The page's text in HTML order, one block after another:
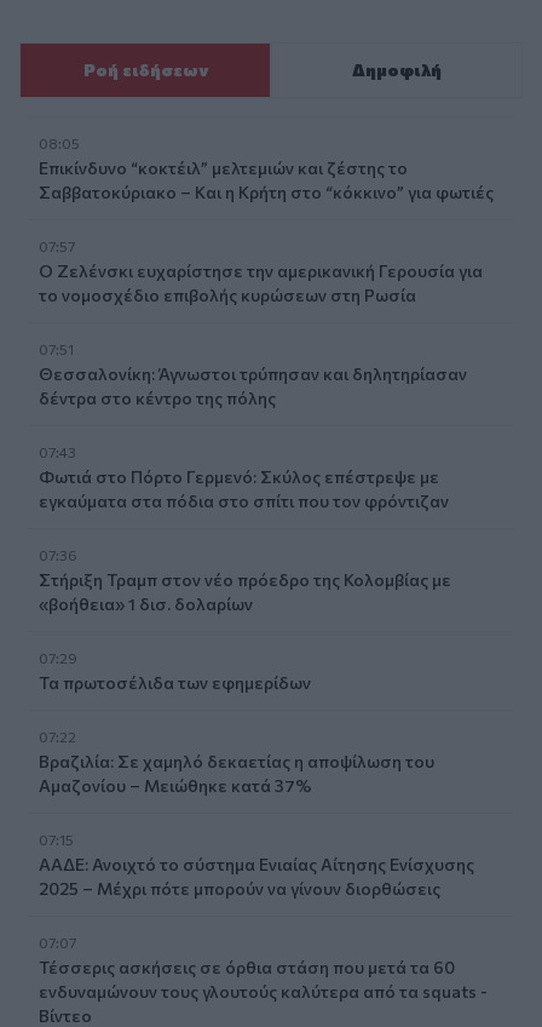
Ροή ειδήσεων Δημοφιλή
08:05
Επικίνδυνο “κοκτέιλ” μελτεμιών και ζέστης το
Σαββατοκύριακο – Και η Κρήτη στο “κόκκινο” για φωτιές
07:57
Ο Ζελένσκι ευχαρίστησε την αμερικανική Γερουσία για
το νομοσχέδιο επιβολής κυρώσεων στη Ρωσία
07:51
Θεσσαλονίκη: Άγνωστοι τρύπησαν και δηλητηρίασαν
δέντρα στο κέντρο της πόλης
07:43
Φωτιά στο Πόρτο Γερμενό: Σκύλος επέστρεψε με
εγκαύματα στα πόδια στο σπίτι που τον φρόντιζαν
07:36
Στήριξη Τραμπ στον νέο πρόεδρο της Κολομβίας με
«βοήθεια» 1 δισ. δολαρίων
07:29
Τα πρωτοσέλιδα των εφημερίδων
07:22
Βραζιλία: Σε χαμηλό δεκαετίας η αποψίλωση του
Αμαζονίου – Μειώθηκε κατά 37%
07:15
ΑΑΔΕ: Ανοιχτό το σύστημα Ενιαίας Αίτησης Ενίσχυσης
2025 – Μέχρι πότε μπορούν να γίνουν διορθώσεις
07:07
Τέσσερις ασκήσεις σε όρθια στάση που μετά τα 60
ενδυναμώνουν τους γλουτούς καλύτερα από τα squats -
Βίντεο